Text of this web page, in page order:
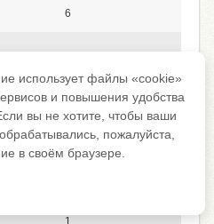
6
8
3
1
использует файлы «cookie»
и повышения удобства
вы не хотите, чтобы ваши
пожалуйста,
в своём браузере.